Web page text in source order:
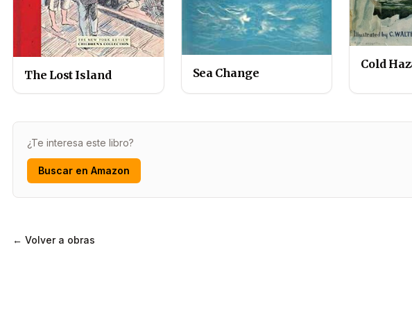
The Lost Island Sea Change
Cold
¿Te interesa este libro?
Buscar en Amazon
← Volver a obras